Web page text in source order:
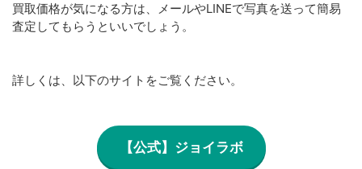
買取価格が気になる方は、メールやLINEで写真を送って簡易
査定してもらうといいでしょう。
詳しくは、以下のサイトをご覧ください。
【公式】ジョイラボ